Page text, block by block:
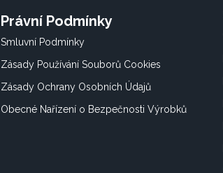
Právní Podmínky
Smluvní Podmínky
Zásady Používání Souborů Cookies
Zásady Ochrany Osobních Údajů
Obecné Nařízení o Bezpečnosti Výrobků